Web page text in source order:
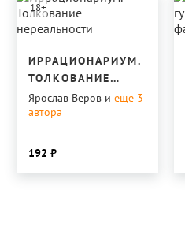
18+
ИРРАЦИОНАРИУМ.
ТОЛКОВАНИЕ
НЕРЕАЛЬНОСТИ
Ярослав Веров и ещё 3
автора
192